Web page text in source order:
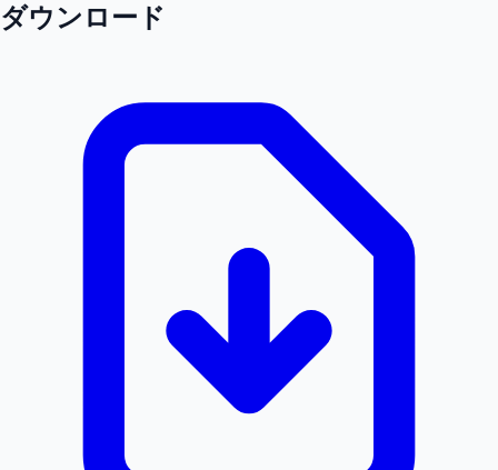
ダウンロード